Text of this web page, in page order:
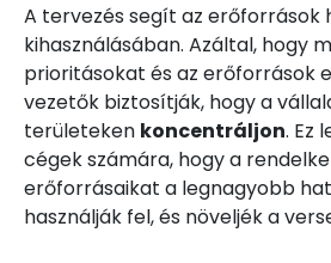
A tervezés segít az erőforrások
kihasználásában. Azáltal, hogy
prioritásokat és az erőforrások
vezetők biztosítják, hogy a
területeken koncentráljon. Ez
cégek számára, hogy a
erőforrásaikat a legnagyobb
használják fel, és növeljék a